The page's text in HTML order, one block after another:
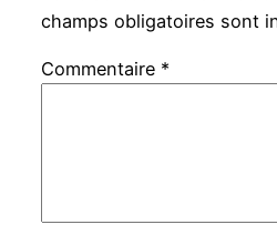
champs obligatoires sont
Commentaire *